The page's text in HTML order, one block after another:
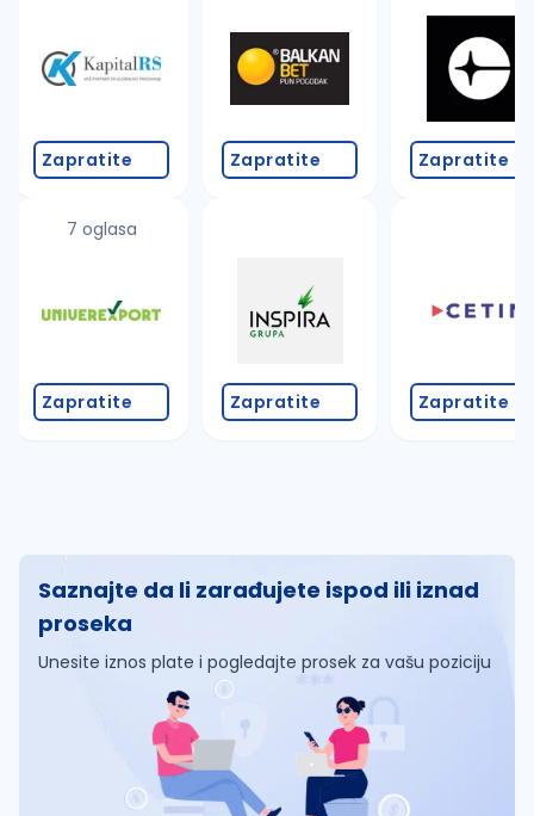
Zapratite
7 oglasa
Zapratite
Zapratite
Zapratite
Zapratite
Zapratite
Saznajte da li zarađujete ispod ili iznad
proseka
Unesite iznos plate i pogledajte prosek za vašu poziciju